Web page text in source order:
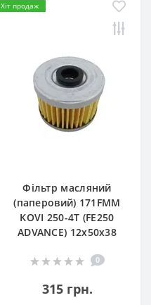
Хіт продаж
Фільтр масляний
(паперовий) 171FMM
KOVI 250-4T (FE250
ADVANCE) 12х50х38
0
315 грн.